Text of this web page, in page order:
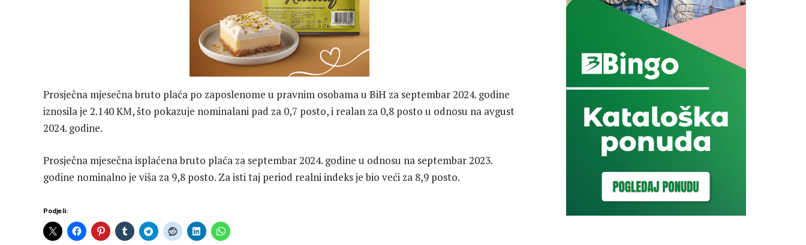
Prosječna mjesečna bruto plaća po zaposlenome u pravnim osobama u BiH za septembar 2024. godine
iznosila je 2.140 KM, što pokazuje nominalani pad za 0,7 posto, i realan za 0,8 posto u odnosu na avgust
2024. godine.
Prosječna mjesečna isplaćena bruto plaća za septembar 2024. godine u odnosu na septembar 2023.
godine nominalno je viša za 9,8 posto. Za isti taj period realni indeks je bio veći za 8,9 posto.
Podjeli: